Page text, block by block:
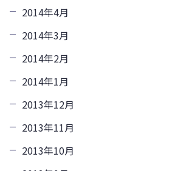
2014年4月
2014年3月
2014年2月
2014年1月
2013年12月
2013年11月
2013年10月